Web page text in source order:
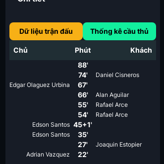
Dữ liệu trận đấu Thống kê cầu thủ
Chủ Phút
Khách
88'
74'
Daniel Cisneros
Edgar Olaguez Urbina
67'
66'
Alan Aguilar
55' Rafael Arce
54'
Rafael Arce
Edson Santos 45+1'
Edson Santos
35'
27'
Joaquin Estopier
Adrian Vazquez
22'